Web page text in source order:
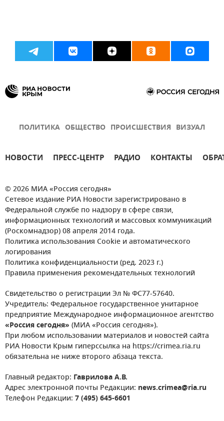
ПОЛИТИКА ОБЩЕСТВО ПРОИСШЕСТВИЯ ВИЗУАЛ
НОВОСТИ ПРЕСС-ЦЕНТР РАДИО КОНТАКТЫ
© 2026 МИА «Россия сегодня»
Сетевое издание РИА Новости зарегистрировано в
Федеральной службе по надзору в сфере связи,
информационных технологий и массовых коммуникаций
(Роскомнадзор) 08 апреля 2014 года.
Политика использования Cookie и автоматического
логирования
Политика конфиденциальности (ред. 2023 г.)
Правила применения рекомендательных технологий
Свидетельство о регистрации Эл № ФС77-57640.
Учредитель: Федеральное государственное унитарное
предприятие Международное информационное агентство
«Россия сегодня» (МИА «Россия сегодня»).
При любом использовании материалов и новостей сайта
РИА Новости Крым гиперссылка на https://crimea.ria.ru
обязательна не ниже второго абзаца текста.
Главный редактор: Гаврилова А.В.
Адрес электронной почты Редакции: news.crimea@ria.ru
Телефон Редакции: 7 (495) 645-6601